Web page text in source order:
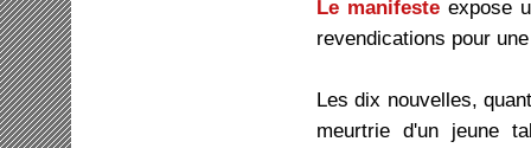
Le manifeste expose
revendications pour
Les dix nouvelles,
meurtrie d'un jeune